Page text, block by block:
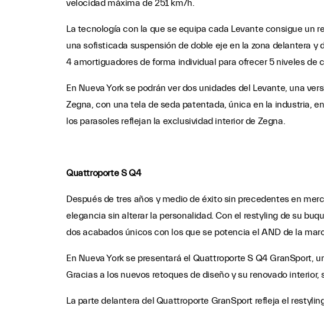
velocidad máxima de 251 km/h.
La tecnología con la que se equipa cada Levante consigue un
una sofisticada suspensión de doble eje en la zona delantera
4 amortiguadores de forma individual para ofrecer 5 niveles
En Nueva York se podrán ver dos unidades del Levante, una
Zegna, con una tela de seda patentada, única en la industria,
los parasoles reflejan la exclusividad interior de Zegna.
Quattroporte S Q4
Después de tres años y medio de éxito sin precedentes en
elegancia sin alterar la personalidad. Con el restyling de su
dos acabados únicos con los que se potencia el AND de la
En Nueva York se presentará el Quattroporte S Q4
Gracias a los nuevos retoques de diseño y su renovado
La parte delantera del Quattroporte GranSport refleja el